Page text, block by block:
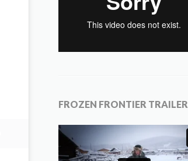
FROZEN FRONTIER TRAILER